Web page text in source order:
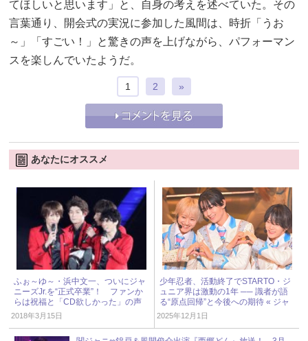
てほしいと思います」と、自身の考えを述べていた。その
言葉通り、開会式の実況に参加した風間は、時折「うお
～」「すごい！」と驚きの声を上げながら、パフォーマン
スを楽しんでいたようだ。
1 2 »
あなたにオススメ
ふぉ～ゆ～・浜中文一、ついにジャ
ニーズJr.を“正式卒業”！ ファンか
らは祝福と「CD欲しかった」の声
2018年3月15日
少年忍者、活動終了でSTARTO・ジ
ュニア界は激動の1年 ── 識者が語
る“原点回帰”と今後への期待 « ジャ
ニーズ研究会
2025年12月1日